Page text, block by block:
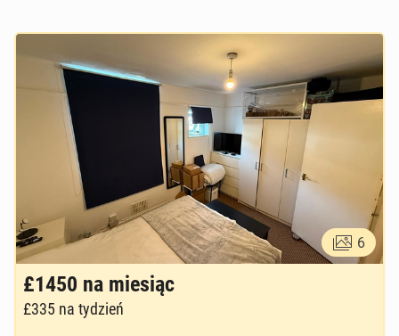
6
£1450 na miesiąc
£335 na tydzień